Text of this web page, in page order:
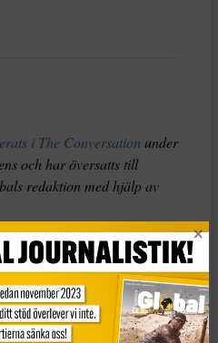
i The Conversation under
och har översatts till
redaktion med hjälp av
är briljant men
statsvetenskap och filosofi
förvirrande. Så vad kan
vinna på att läsa den?